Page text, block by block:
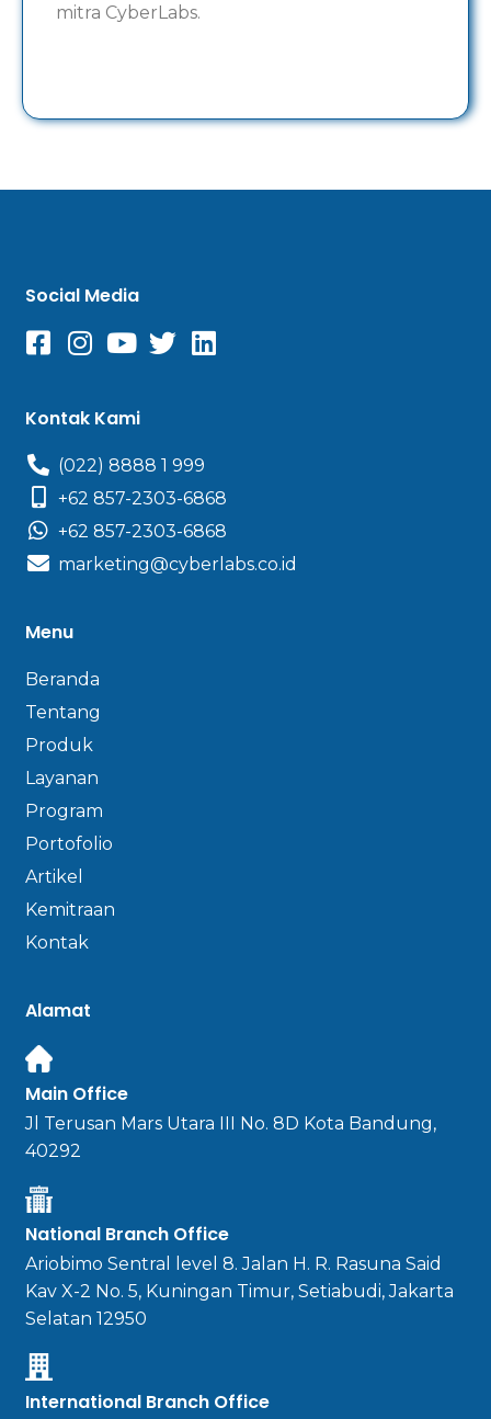
mitra CyberLabs.
Social Media
Kontak Kami
(022) 8888 1 999
+62 857-2303-6868
+62 857-2303-6868
marketing@cyberlabs.co.id
Menu
Beranda
Tentang
Produk
Layanan
Program
Portofolio
Artikel
Kemitraan
Kontak
Alamat
Main Office
Jl Terusan Mars Utara III No. 8D Kota Bandung,
40292
National Branch Office
Ariobimo Sentral level 8. Jalan H. R. Rasuna Said
Kav X-2 No. 5, Kuningan Timur, Setiabudi, Jakarta
Selatan 12950
International Branch Office